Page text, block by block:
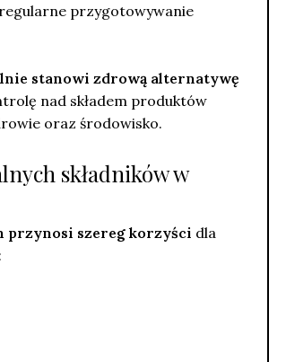
przygotowywanie
stanowi zdrową alternatywę
nad składem produktów
oraz środowisko.
składników w
przynosi szereg korzyści dla